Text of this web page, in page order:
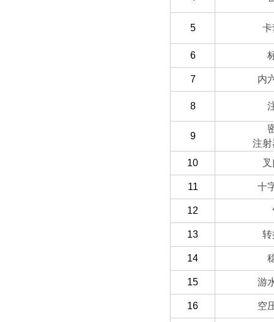
5 卡
6
7 内
8
9
注
10
11 十
12
13 转
14
15 游
16 空